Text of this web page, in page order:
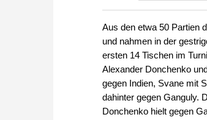
zuvor.
Aus den etwa 50 Partien
und nahmen in der
ersten 14 Tischen im
Alexander Donchenko
gegen Indien, Svane mit
dahinter gegen Ganguly.
Donchenko hielt gegen